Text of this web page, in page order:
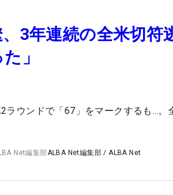
3年連続の全米切符
」
ラウンドで「67」をマークするも…。
Net編集部ALBA Net編集部 /ALBA Net